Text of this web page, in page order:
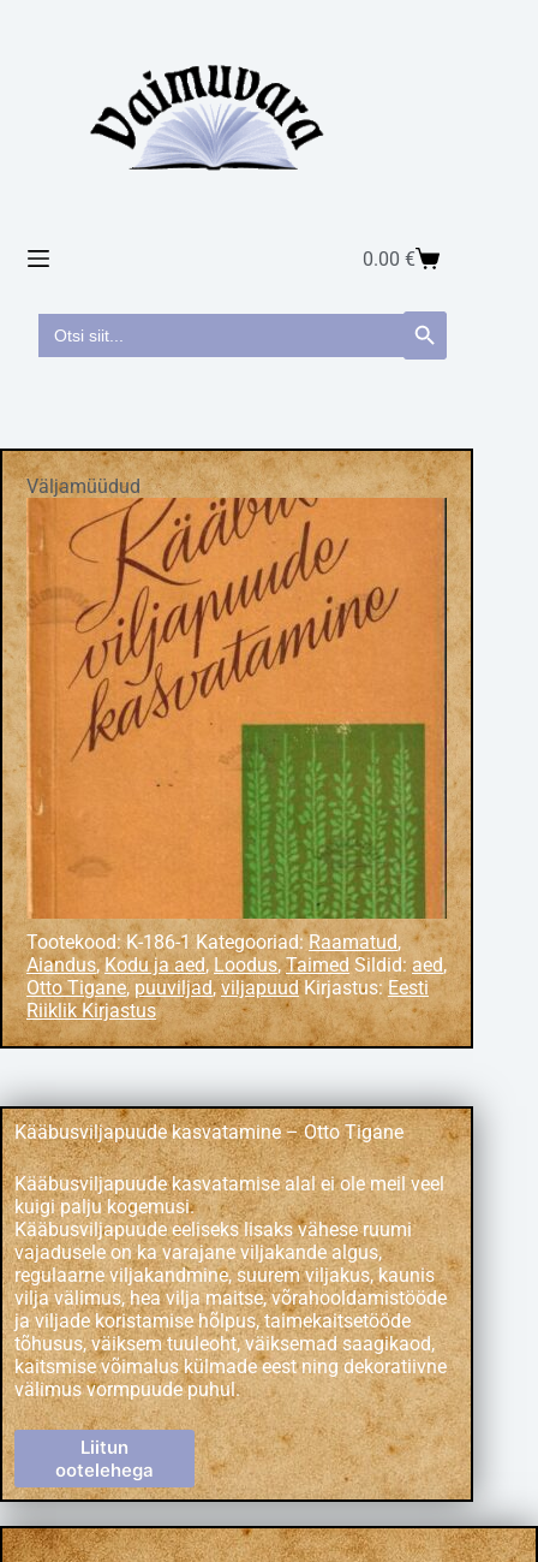
0.00€
Search
for:
Search Button
Väljamüüdud
Tootekood:K-186-1 Kategooriad:Raamatud,
Aiandus,Kodu ja aed, Loodus,Taimed Sildid: aed,
Otto Tigane, puuviljad,viljapuud Kirjastus:Eesti
Riiklik Kirjastus
Kääbusviljapuude kasvatamine – Otto Tigane
Kääbusviljapuude kasvatamise alal ei ole meil veel
kuigi palju kogemusi.
Kääbusviljapuude eeliseks lisaks vähese ruumi
vajadusele on ka varajane viljakande algus,
regulaarne viljakandmine, suurem viljakus, kaunis
vilja välimus, hea vilja maitse, võrahooldamistööde
ja viljade koristamise hõlpus, taimekaitsetööde
tõhusus, väiksem tuuleoht, väiksemad saagikaod,
kaitsmise võimalus külmade eest ning dekoratiivne
välimus vormpuude puhul.
Liitun
ootelehega